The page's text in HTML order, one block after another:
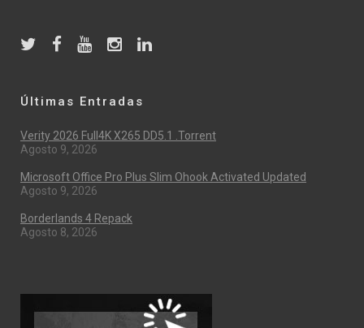
Últimas Entradas
Verity 2026 Full4K X265 DD5.1 .torrent
Agosto 9, 2026
Microsoft Office Pro Plus Slim Ohook Activated Updated
Agosto 9, 2026
Borderlands 4 Repack
Agosto 8, 2026